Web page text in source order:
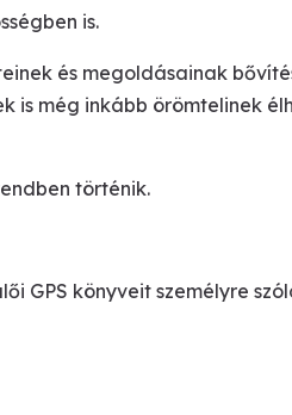
is.
és megoldásainak
is még inkább örömtelinek
történik.
GPS könyveit személyre